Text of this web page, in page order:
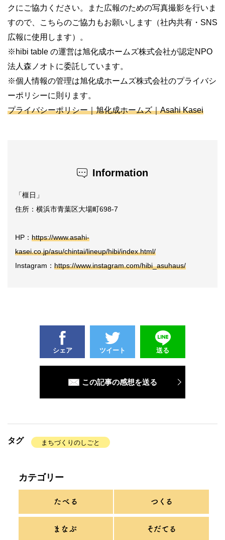
クにご協力ください。また広報のための写真撮影を行いま
すので、こちらのご協力もお願いします（社内共有・SNS
広報に使用します）。
※hibi table の運営は旭化成ホームズ株式会社が認定NPO
法人森ノオトに委託しています。
※個人情報の管理は旭化成ホームズ株式会社のプライバシ
ーポリシーに則ります。
プライバシーポリシー｜旭化成ホームズ｜Asahi Kasei
Information
「榧日」
住所：横浜市青葉区大場町698-7
HP： https://www.asahi-
kasei.co.jp/asu/chintai/lineup/hibi/index.html/
Instagram： https://www.instagram.com/hibi_asuhaus/
シェア ツイート 送る
この記事の感想を送る
タグ まちづくりのしごと
カテゴリー